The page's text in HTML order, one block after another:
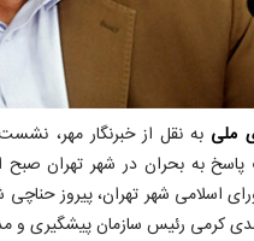
ملی به نقل از خبرنگار مهر،
پاسخ به بحران در شهر تهران
اسلامی شهر تهران، پیروز حناچی
کرمی رئیس سازمان پیشگیری و